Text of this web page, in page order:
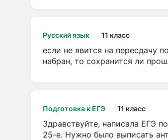
Русский язык 11 класс
если не явится на пересдачу
набран, то сохранится ли
Подготовка к ЕГЭ 11 класс
Здравствуйте, написала ЕГЭ
25-е. Нужно было выписать